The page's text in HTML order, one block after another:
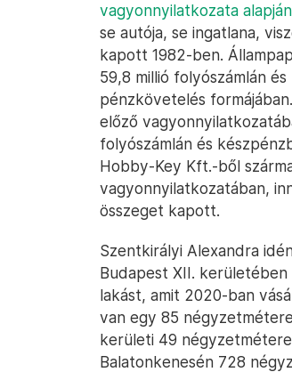
vagyonnyilatkozata alapján
se autója, se ingatlana,
kapott 1982-ben.
59,8 millió folyószámlán
pénzkövetelés
előző
folyószámlán és
Hobby-Key Kft.-ből
vagyonnyilatkozatában,
összeget kapott.
Szentkirályi Alexandra
Budapest XII.
lakást, amit 2020-ban
van egy 85
kerületi 49
Balatonkenesén 728